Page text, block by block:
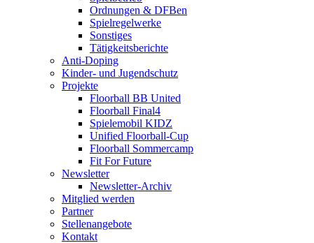
Ordnungen & DFBen
Spielregelwerke
Sonstiges
Tätigkeitsberichte
Anti-Doping
Kinder- und Jugendschutz
Projekte
Floorball BB United
Floorball Final4
Spielemobil KIDZ
Unified Floorball-Cup
Floorball Sommercamp
Fit For Future
Newsletter
Newsletter-Archiv
Mitglied werden
Partner
Stellenangebote
Kontakt